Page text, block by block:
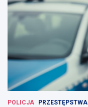
POLICJA PRZESTĘPSTWA